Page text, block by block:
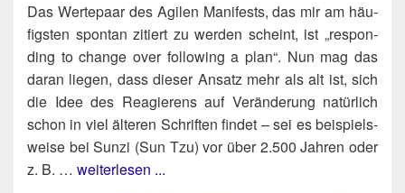
Das Wer­te­paar des Agi­len Mani­fests, das mir am häu­
figs­ten spon­tan zitiert zu wer­den scheint, ist „respon­
ding to chan­ge over fol­lo­wing a plan“. Nun mag das
dar­an lie­gen, dass die­ser Ansatz mehr als alt ist, sich
die Idee des Reagie­rens auf Ver­än­de­rung natür­lich
schon in viel älte­ren Schrif­ten fin­det – sei es bei­spiels­
wei­se bei Sun­zi (Sun Tzu) vor über 2.500 Jah­ren oder
z. B. … weiterlesen ...